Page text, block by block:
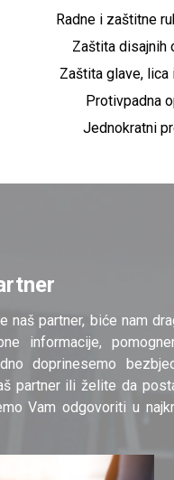
Radne i zaštitne
Zaštita disajnih
Zaštita glave, lica
Protivpadna
Jednokratni
naš partner, biće nam
informacije,
doprinesemo
partner ili želite da
Vam odgovoriti u